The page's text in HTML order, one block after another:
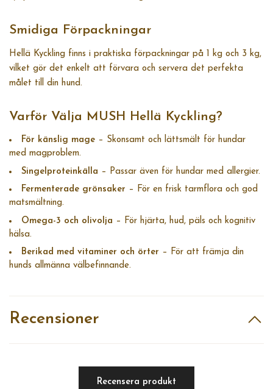
Smidiga Förpackningar
Hellä Kyckling finns i praktiska förpackningar på 1 kg och 3 kg,
vilket gör det enkelt att förvara och servera det perfekta
målet till din hund.
Varför Välja MUSH Hellä Kyckling?
För känslig mage – Skonsamt och lättsmält för hundar
med magproblem.
Singelproteinkälla – Passar även för hundar med allergier.
Fermenterade grönsaker – För en frisk tarmflora och god
matsmältning.
Omega-3 och olivolja – För hjärta, hud, päls och kognitiv
hälsa.
Berikad med vitaminer och örter – För att främja din
hunds allmänna välbefinnande.
Recensioner
Recensera produkt